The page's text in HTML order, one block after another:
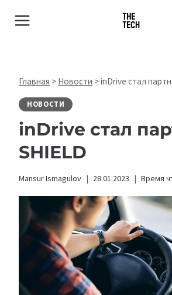
Главная > Новости >inDrive стал
НОВОСТИ
inDrive стал
SHIELD
Mansur Ismagulov 28.01.2023 Время